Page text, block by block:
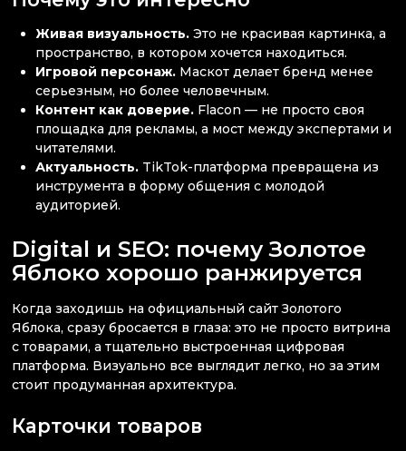
Живая визуальность. Это не красивая картинка, а
пространство, в котором хочется находиться.
Игровой персонаж. Маскот делает бренд менее
серьезным, но более человечным.
Контент как доверие. Flacon — не просто своя
площадка для рекламы, а мост между экспертами и
читателями.
Актуальность. TikTok-платформа превращена из
инструмента в форму общения с молодой
аудиторией.
Digital и SEO: почему Золотое
Яблоко хорошо ранжируется
Когда заходишь на официальный сайт Золотого
Яблока, сразу бросается в глаза: это не просто витрина
с товарами, а тщательно выстроенная цифровая
платформа. Визуально все выглядит легко, но за этим
стоит продуманная архитектура.
Карточки товаров